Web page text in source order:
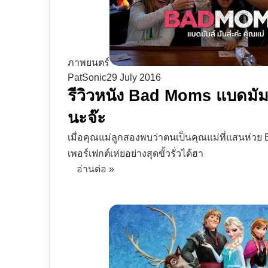
ภาพยนตร์
PatSonic29 July 2016
รีวิวหนัง Bad Moms แบด
นะจ๊ะ
เมื่อคุณแม่ลูกสองพบว่าตนเป็นคุณแม่ที่แสนห่วย
เพอร์เฟกต์เห่ยอย่างสุดขั้วรั่วได้ฮา
อ่านต่อ »